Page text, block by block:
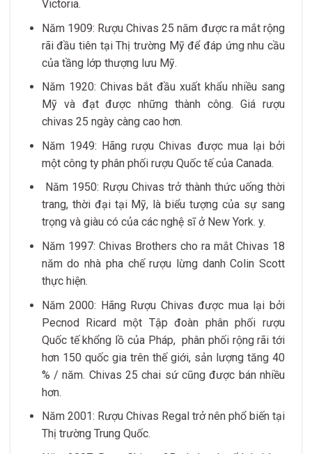
Victoria.
Năm 1909: Rượu Chivas 25 năm được ra mắt rộng
rãi đầu tiên tại Thị trường Mỹ để đáp ứng nhu cầu
của tầng lớp thượng lưu Mỹ.
Năm 1920: Chivas bắt đầu xuất khẩu nhiều sang
Mỹ và đạt được những thành công. Giá rượu
chivas 25 ngày càng cao hơn.
Năm 1949: Hãng rượu Chivas được mua lại bởi
một công ty phân phối rượu Quốc tế của Canada.
Năm 1950: Rượu Chivas trở thành thức uống thời
trang, thời đại tại Mỹ, là biểu tượng của sự sang
trọng và giàu có của các nghệ sĩ ở New York. y.
Năm 1997: Chivas Brothers cho ra mắt Chivas 18
năm do nhà pha chế rượu lừng danh Colin Scott
thực hiện.
Năm 2000: Hãng Rượu Chivas được mua lại bởi
Pecnod Ricard một Tập đoàn phân phối rượu
Quốc tế khổng lồ của Pháp, phân phối rộng rãi tới
hơn 150 quốc gia trên thế giới, sản lượng tăng 40
% / năm. Chivas 25 chai sứ cũng được bán nhiều
hơn.
Năm 2001: Rượu Chivas Regal trở nên phổ biến tại
Thị trường Trung Quốc.